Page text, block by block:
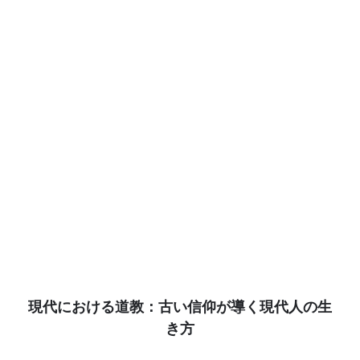
現代における道教：古い信仰が導く現代人の生
き方